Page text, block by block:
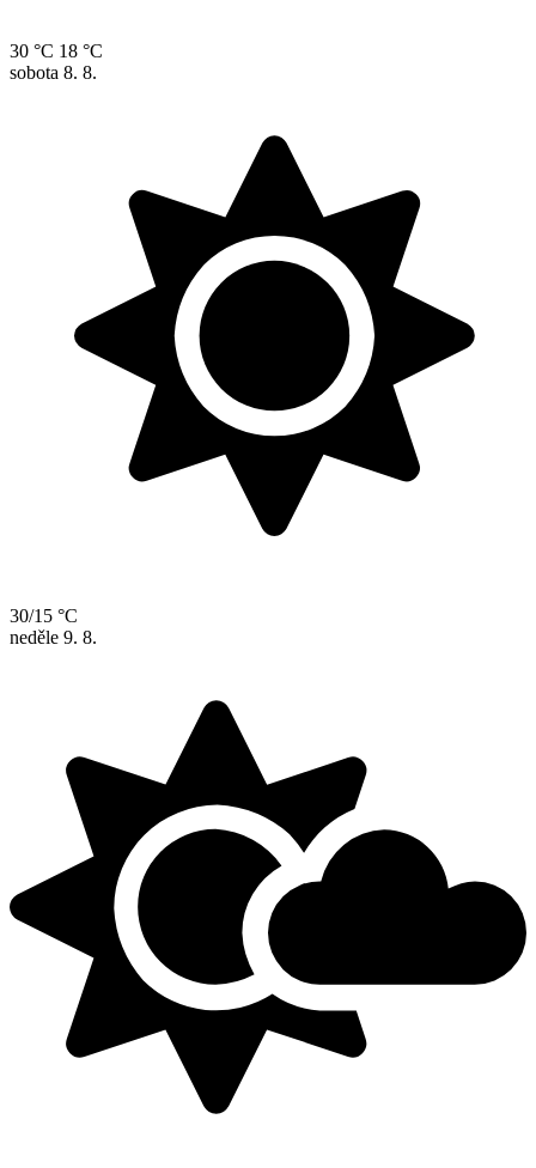
30 °C 18 °C
sobota 8. 8.
30/15 °C
neděle 9. 8.